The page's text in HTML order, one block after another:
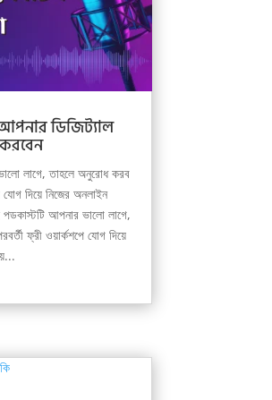
ডিজিট্যাল
লাগে, তাহলে অনুরোধ করব
দিয়ে নিজের অনলাইন
আপনার ভালো লাগে,
ফ্রী ওয়ার্কশপে যোগ দিয়ে